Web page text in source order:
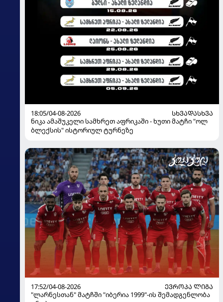
18:05/04-08-2026
ᲡᲮᲕᲐᲓᲐᲡᲮᲕᲐ
ნიკა ამაშუკელი სამხრეთ აფრიკაში - ხუთი მატჩი "ოლ
ბლექსის" ისტორიულ ტურნეზე
17:52/04-08-2026
ᲔᲕᲠᲝᲞᲐ ᲚᲘᲒᲐ
"ლარნესთან" მატჩში "იბერია 1999"-ის შემადგენლობა